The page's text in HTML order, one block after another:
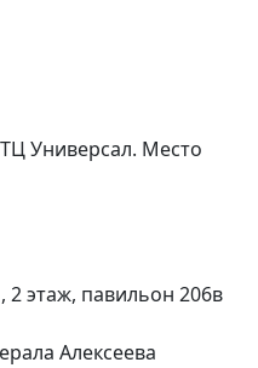
Универсал. Место
этаж, павильон 206в
Алексеева